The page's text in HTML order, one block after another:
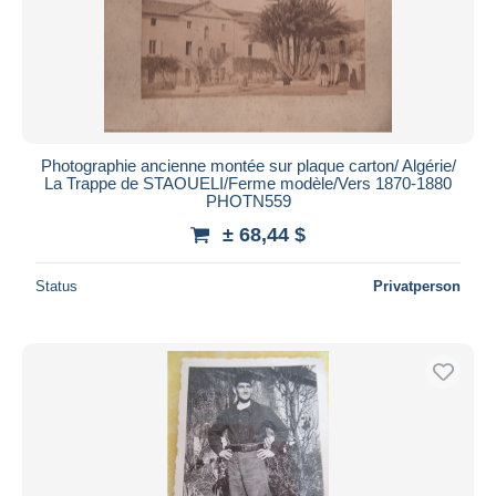
Photographie ancienne montée sur plaque carton/ Algérie/
La Trappe de STAOUELI/Ferme modèle/Vers 1870-1880
PHOTN559
± 68,44 $
Status Privatperson